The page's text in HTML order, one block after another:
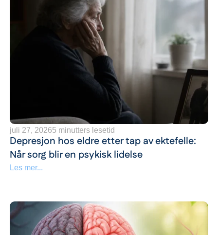
juli 27, 20265 minutters lesetid
Depresjon hos eldre etter tap av ektefelle:
Når sorg blir en psykisk lidelse
Les mer...